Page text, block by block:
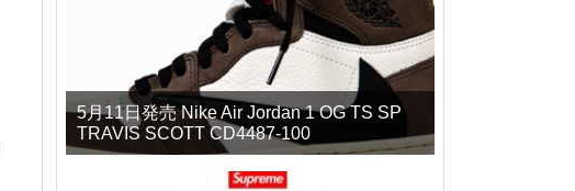
5月11日発売 Nike Air Jordan 1 OG TS SP
TRAVIS SCOTT CD4487-100